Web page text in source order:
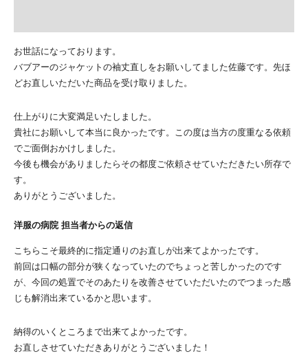
お世話になっております。
バブアーのジャケットの袖丈直しをお願いしてました佐藤です。先ほ
どお直しいただいた商品を受け取りました。
仕上がりに大変満足いたしました。
貴社にお願いして本当に良かったです。この度は当方の度重なる依頼
でご面倒おかけしました。
今後も機会がありましたらその都度ご依頼させていただきたい所存で
す。
ありがとうございました。
洋服の病院 担当者からの返信
こちらこそ最終的に指定通りのお直しが出来てよかったです。
前回は口幅の部分が狭くなっていたのでちょっと苦しかったのです
が、今回の処置でそのあたりを改善させていただいたのでつまった感
じも解消出来ているかと思います。
納得のいくところまで出来てよかったです。
お直しさせていただきありがとうございました！